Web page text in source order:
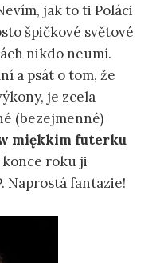
jak to ti Poláci
špičkové světové
nikdo neumí.
a psát o tom, že
je zcela
(bezejmenné)
miękkim futerku
konce roku ji
Naprostá fantazie!